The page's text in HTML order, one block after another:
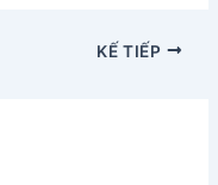
KẾ TIẾP